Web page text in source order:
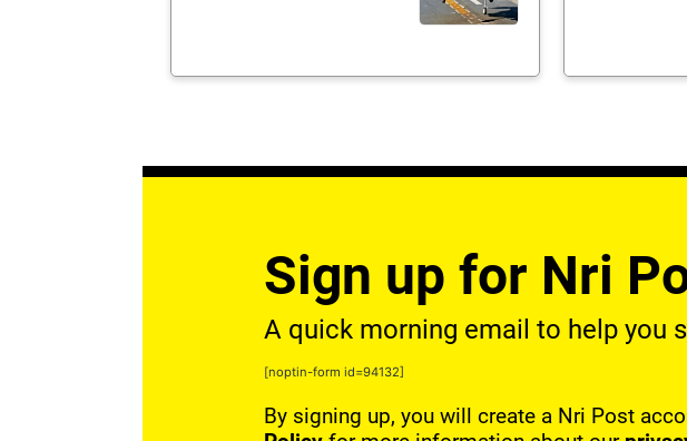
Sign up for Nri
A quick morning email to help you
[noptin-form id=94132]
By signing up, you will create a Nri Post